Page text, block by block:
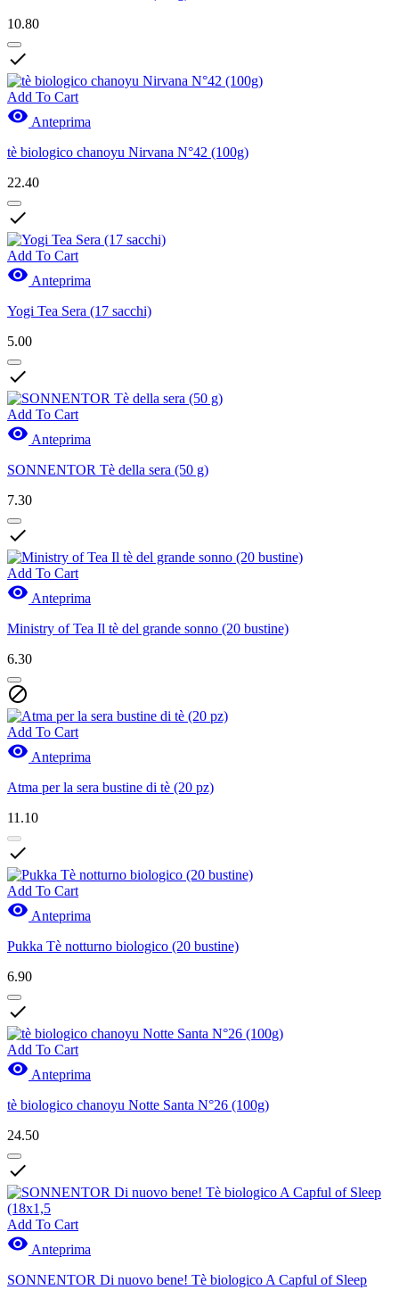
10.80

Add To Cart
 Anteprima
tè biologico chanoyu Nirvana N°42 (100g)
22.40

Add To Cart
 Anteprima
Yogi Tea Sera (17 sacchi)
5.00

Add To Cart
 Anteprima
SONNENTOR Tè della sera (50 g)
7.30

Add To Cart
 Anteprima
Ministry of Tea Il tè del grande sonno (20 bustine)
6.30

Add To Cart
 Anteprima
Atma per la sera bustine di tè (20 pz)
11.10

Add To Cart
 Anteprima
Pukka Tè notturno biologico (20 bustine)
6.90

Add To Cart
 Anteprima
tè biologico chanoyu Notte Santa N°26 (100g)
24.50

Add To Cart
 Anteprima
SONNENTOR Di nuovo bene! Tè biologico A Capful of Sleep